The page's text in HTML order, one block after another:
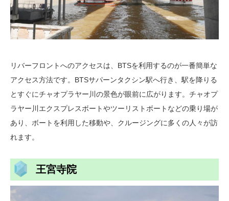
リバーフロントへのアクセスは、BTSを利用するのが一番簡単な
アクセス方法です。BTSサパーンタクシン駅へ行き、駅を降りる
とすぐにチャオプラヤー川の景色が眼前に広がります。チャオプ
ラヤー川エクスプレスボートやツーリストボートなどの乗り場が
あり、ボートを利用した移動や、クルージングに多くの人々が訪
れます。
王宮寺院